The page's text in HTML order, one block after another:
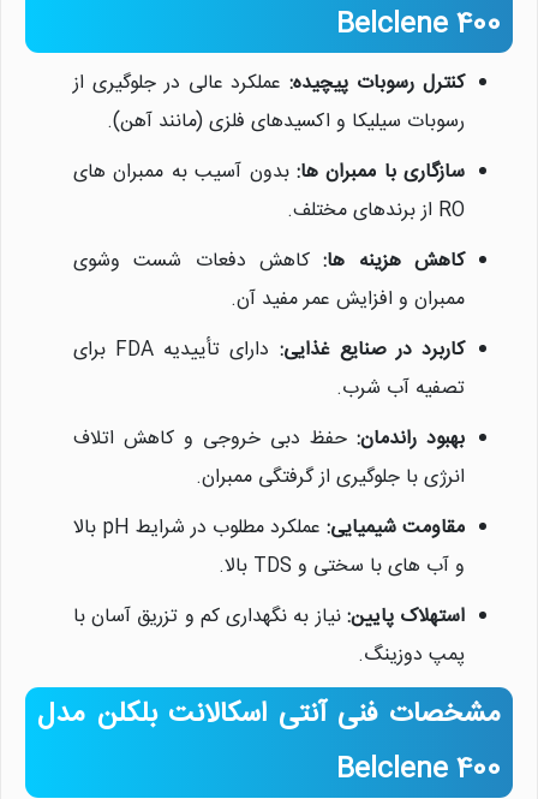
Belclene 400
کنترل رسوبات پیچیده:عملکرد عالی در جلوگیری از
رسوبات سیلیکا و اکسیدهای فلزی (مانند آهن).
سازگاری با ممبران ها: بدون آسیب به ممبران های
RO از برندهای مختلف.
کاهش هزینه ها:کاهش دفعات شست وشوی
ممبران و افزایش عمر مفید آن.
کاربرد در صنایع غذایی:
دارای تأییدیه FDA برای
تصفیه آب شرب.
بهبود راندمان: حفظ دبی خروجی و کاهش اتلاف
انرژی با جلوگیری از گرفتگی ممبران.
مقاومت شیمیایی:
عملکرد مطلوب در شرایط pH بالا
و آب های با سختی و TDS بالا.
استهلاک پایین:نیاز به نگهداری کم و تزریق آسان با
پمپ دوزینگ.
مشخصات فنی آنتی اسکالانت بلکلن مدل
Belclene 400